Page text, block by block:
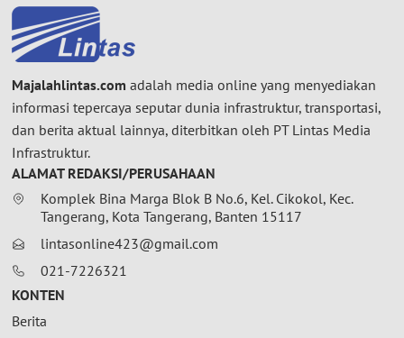
Majalahlintas.com adalah media online yang menyediakan
informasi tepercaya seputar dunia infrastruktur, transportasi,
dan berita aktual lainnya, diterbitkan oleh PT Lintas Media
Infrastruktur.
ALAMAT REDAKSI/PERUSAHAAN
Komplek Bina Marga Blok B No.6, Kel. Cikokol, Kec.
Tangerang, Kota Tangerang, Banten 15117
lintasonline423@gmail.com
021-7226321
KONTEN
Berita